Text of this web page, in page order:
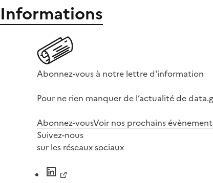
Informations
Abonnez-vous à notre lettre d'information
Pour ne rien manquer de l’actualité de
Abonnez-vousVoir nos prochains
Suivez-nous
sur les réseaux sociaux